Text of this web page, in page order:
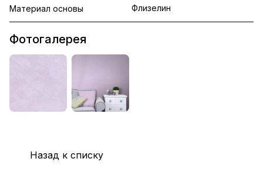
Материал основы Флизелин
Фотогалерея
Назад к списку